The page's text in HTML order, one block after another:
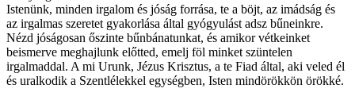
Istenünk, minden irgalom és jóság forrása, te a böjt, az imádság és
az irgalmas szeretet gyakorlása által gyógyulást adsz bűneinkre.
Nézd jóságosan őszinte bűnbánatunkat, és amikor vétkeinket
beismerve meghajlunk előtted, emelj föl minket szüntelen
irgalmaddal. A mi Urunk, Jézus Krisztus, a te Fiad által, aki veled él
és uralkodik a Szentlélekkel egységben, Isten mindörökkön örökké.